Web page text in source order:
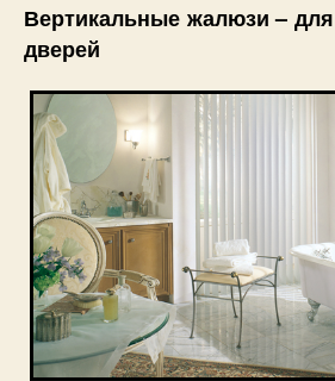
Вертикальные жалюзи –
дверей